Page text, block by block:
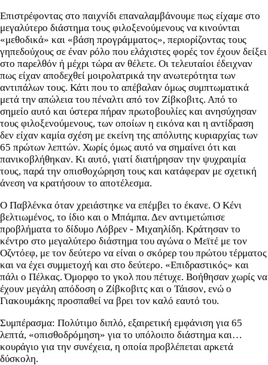
Επιστρέφοντας στο παιχνίδι επαναλαμβάνουμε πως είχαμε στο
μεγαλύτερο διάστημα τους φιλοξενούμενους να κινούνται
«μεθοδικά» και «βάση προγράμματος», περιορίζοντας τους
γηπεδούχους σε έναν ρόλο που ελάχιστες φορές τον έχουν δείξει
στο παρελθόν ή μέχρι τώρα αν θέλετε. Οι τελευταίοι έδειχναν
πως είχαν αποδεχθεί μοιρολατρικά την ανωτερότητα των
αντιπάλων τους. Κάτι που το απέβαλαν όμως συμπτωματικά
μετά την απώλεια του πέναλτι από τον Ζίβκοβιτς. Από το
σημείο αυτό και ύστερα πήραν πρωτοβουλίες και ανησύχησαν
τους φιλοξενούμενους, των οποίων η εικόνα και η αντίδραση
δεν είχαν καμία σχέση με εκείνη της απόλυτης κυριαρχίας των
65 πρώτων λεπτών. Χωρίς όμως αυτό να σημαίνει ότι και
πανικοβλήθηκαν. Κι αυτό, γιατί διατήρησαν την ψυχραιμία
τους, παρά την οπισθοχώρηση τους και κατάφεραν με σχετική
άνεση να κρατήσουν το αποτέλεσμα.
Ο Παβλένκα όταν χρειάστηκε να επέμβει το έκανε. Ο Κένι
βελτιωμένος, το ίδιο και ο Μπάμπα. Δεν αντιμετώπισε
προβλήματα το δίδυμο Λόβρεν - Μιχαηλίδη. Κράτησαν το
κέντρο στο μεγαλύτερο διάστημα του αγώνα ο Μεϊτέ με τον
Οζντόεφ, με τον δεύτερο να είναι ο σκόρερ του πρώτου τέρματος
και να έχει συμμετοχή και στο δεύτερο. «Επιδραστικός» και
πάλι ο Πέλκας. Όμορφο το γκολ που πέτυχε. Βοήθησαν χωρίς να
έχουν μεγάλη απόδοση ο Ζίβκοβιτς και ο Τάισον, ενώ ο
Γιακουμάκης προσπαθεί να βρει τον καλό εαυτό του.
Συμπέρασμα: Πολύτιμο διπλό, εξαιρετική εμφάνιση για 65
λεπτά, «οπισθοδρόμηση» για το υπόλοιπο διάστημα και…
κουράγιο για την συνέχεια, η οποία προβλέπεται αρκετά
δύσκολη.